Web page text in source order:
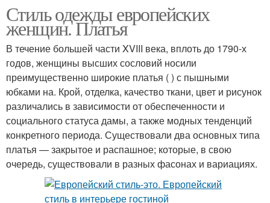
Стиль одежды европейских
женщин. Платья
В течение большей части XVIII века, вплоть до 1790-х
годов, женщины высших сословий носили
преимущественно широкие платья ( ) с пышными
юбками на. Крой, отделка, качество ткани, цвет и рисунок
различались в зависимости от обеспеченности и
социального статуса дамы, а также модных тенденций
конкретного периода. Существовали два основных типа
платья — закрытое и распашное; которые, в свою
очередь, существовали в разных фасонах и вариациях.